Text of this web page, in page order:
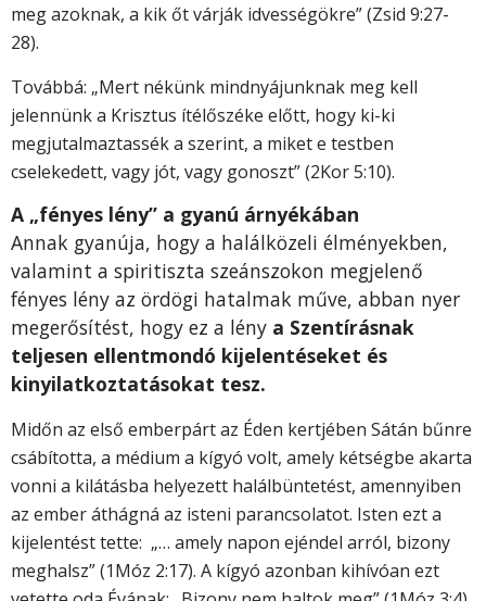
meg azoknak, a kik őt várják idvességökre” (Zsid 9:27-
28).
Továbbá: „Mert nékünk mindnyájunknak meg kell
jelennünk a Krisztus ítélőszéke előtt, hogy ki-ki
megjutalmaztassék a szerint, a miket e testben
cselekedett, vagy jót, vagy gonoszt” (2Kor 5:10).
A „fényes lény” a gyanú árnyékában
Annak gyanúja, hogy a halálközeli élményekben,
valamint a spiritiszta szeánszokon megjelenő
fényes lény az ördögi hatalmak műve, abban nyer
megerősítést, hogy ez a lény a Szentírásnak
teljesen ellentmondó kijelentéseket és
kinyilatkoztatásokat tesz.
Midőn az első emberpárt az Éden kertjében Sátán bűnre
csábította, a médium a kígyó volt, amely kétségbe akarta
vonni a kilátásba helyezett halálbüntetést, amennyiben
az ember áthágná az isteni parancsolatot. Isten ezt a
kijelentést tette: „… amely napon ejéndel arról, bizony
meghalsz” (1Móz 2:17). A kígyó azonban kihívóan ezt